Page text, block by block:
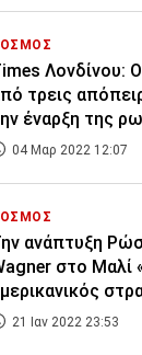
Λονδίνου:
τρεις
έναρξη της
04 Μαρ 2022 12:07
ανάπτυξη
στο Μαλί
21 Ιαν 2022 23:53